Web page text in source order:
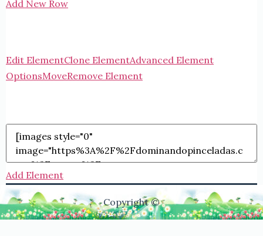
Add New Row
Edit ElementClone ElementAdvanced Element
OptionsMoveRemove Element
Add Element
Copyright ©